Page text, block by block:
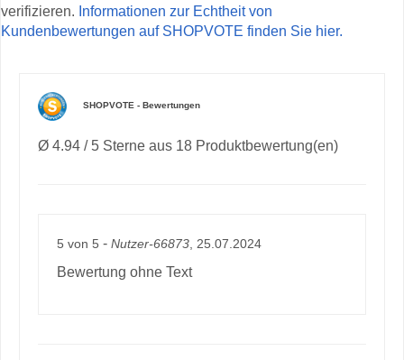
verifizieren. Informationen zur Echtheit von
Kundenbewertungen auf SHOPVOTE finden Sie hier.
SHOPVOTE - Bewertungen
Ø 4.94 / 5 Sterne aus 18 Produktbewertung(en)
5 von 5 - Nutzer-66873 , 25.07.2024
Bewertung ohne Text